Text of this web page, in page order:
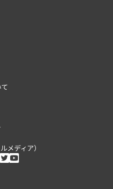
メディア）
ーシャルメディ
facebook
twitter